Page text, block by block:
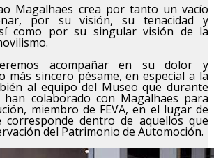
Magalhaes crea por tanto un vacío
por su visión, su tenacidad y
como por su singular visión de la
acompañar en su dolor y
sincero pésame, en especial a la
al equipo del Museo que durante
colaborado con Magalhaes para
miembro de FEVA, en el lugar de
corresponde dentro de aquellos que
del Patrimonio de Automoción.